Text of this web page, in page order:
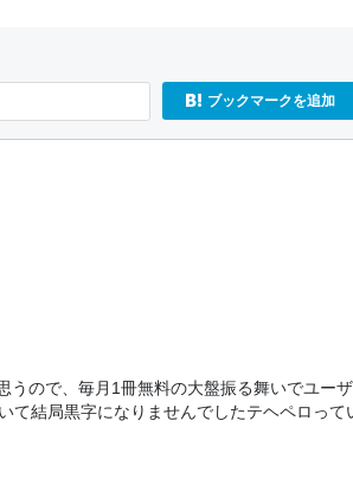
ブックマークを追加
うので、毎月1冊無料の大盤振る舞いでユー
て結局黒字になりませんでしたテヘペロって